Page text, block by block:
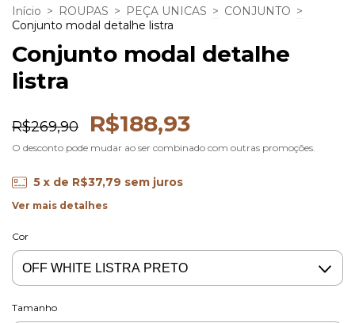
Início > ROUPAS > PEÇA UNICAS > CONJUNTO >
Conjunto modal detalhe listra
Conjunto modal detalhe
listra
R$269,90 R$188,93
O desconto pode mudar ao ser combinado com outras promoções.
5 x de R$37,79 sem juros
Ver mais detalhes
Cor
Tamanho